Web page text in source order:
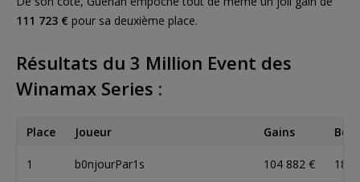
111 723 € pour sa deuxième place.
Résultats du 3 Million Event des
Winamax Series :
Place Joueur Gains
1 b0njourPar1s 104 882 € 18